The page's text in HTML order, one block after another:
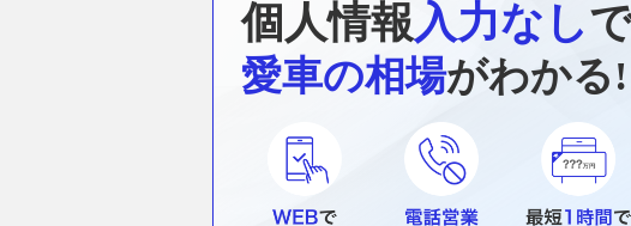
個人情報入力なし
愛車の相場がわかる!